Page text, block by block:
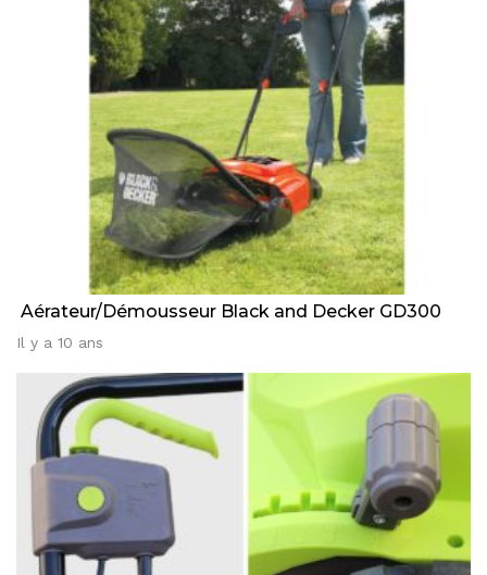
Aérateur/Démousseur Black and Decker GD300
Il y a 10 ans